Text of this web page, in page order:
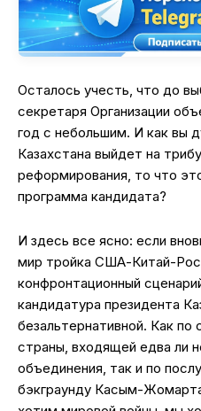
Осталось учесть, что до
секретаря Организации
год с небольшим. И как вы
Казахстана выйдет на
реформирования, то что
программа кандидата?
И здесь все ясно: если
мир тройка США-Китай-
конфронтационный
кандидатура президента
безальтернативной. Как по
страны, входящей едва ли
объединения, так и по
бэкграунду Касым-